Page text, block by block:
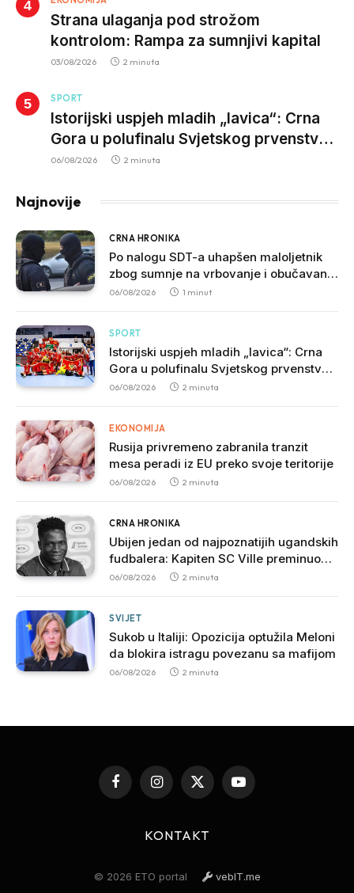
Strana ulaganja pod strožom
kontrolom: Rampa za sumnjivi kapital
03/08/2026 2 minuta
SPORT
Istorijski uspjeh mladih „lavica“: Crna
Gora u polufinalu Svjetskog prvenstva
nakon pobjede nad Slovačkom
06/08/2026 2 minuta
Najnovije
CRNA HRONIKA
Po nalogu SDT-a uhapšen maloljetnik
zbog sumnje na vrbovanje i obučavanje
za izvršenje terorističkih djela
06/08/2026 1 minut
SPORT
Istorijski uspjeh mladih „lavica“: Crna
Gora u polufinalu Svjetskog prvenstva
nakon pobjede nad Slovačkom
06/08/2026 2 minuta
EKONOMIJA
Rusija privremeno zabranila tranzit
mesa peradi iz EU preko svoje teritorije
06/08/2026 2 minuta
CRNA HRONIKA
Ubijen jedan od najpoznatijih ugandskih
fudbalera: Kapiten SC Ville preminuo
nakon brutalnog napada
06/08/2026 2 minuta
SVIJET
Sukob u Italiji: Opozicija optužila Meloni
da blokira istragu povezanu sa mafijom
06/08/2026 2 minuta
FacebookInstagram
X
(Twitter)
YouTube
KONTAKT
© 2026 ETO portal vebIT.me